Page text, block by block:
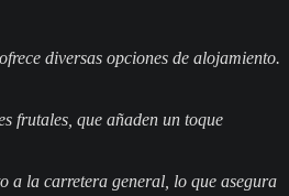
diversas opciones de alojamiento.
frutales, que añaden un toque
a la carretera general, lo que asegura